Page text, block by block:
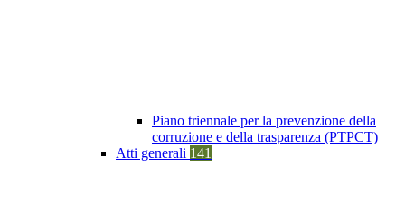
Piano triennale per la prevenzione della
corruzione e della trasparenza (PTPCT)
Atti generali 141